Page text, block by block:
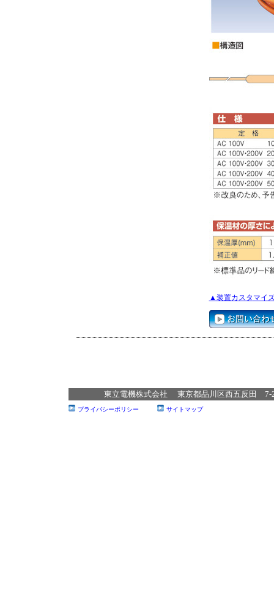
▲装置カスタ マイ
東立電機株式会社 東京都品川区西五反田
プライバシーポリシー サイトマップ